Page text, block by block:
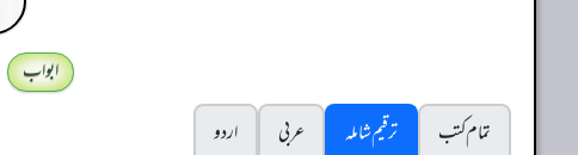
ابواب
تمام کتب
ترقیم شاملہ عربی
اردو